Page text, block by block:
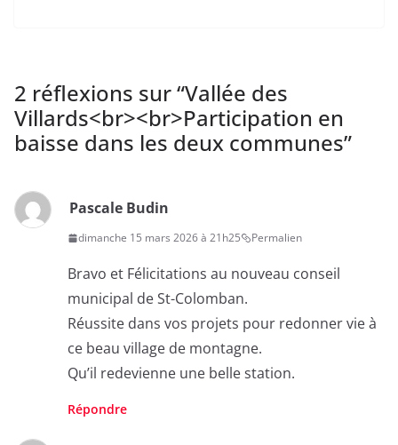
2 réflexions sur “Vallée des
Villards<br><br>Participation en
baisse dans les deux communes”
Pascale Budin
dimanche 15 mars 2026 à 21h25 Permalien
Bravo et Félicitations au nouveau conseil
municipal de St-Colomban.
Réussite dans vos projets pour redonner vie à
ce beau village de montagne.
Qu’il redevienne une belle station.
Répondre